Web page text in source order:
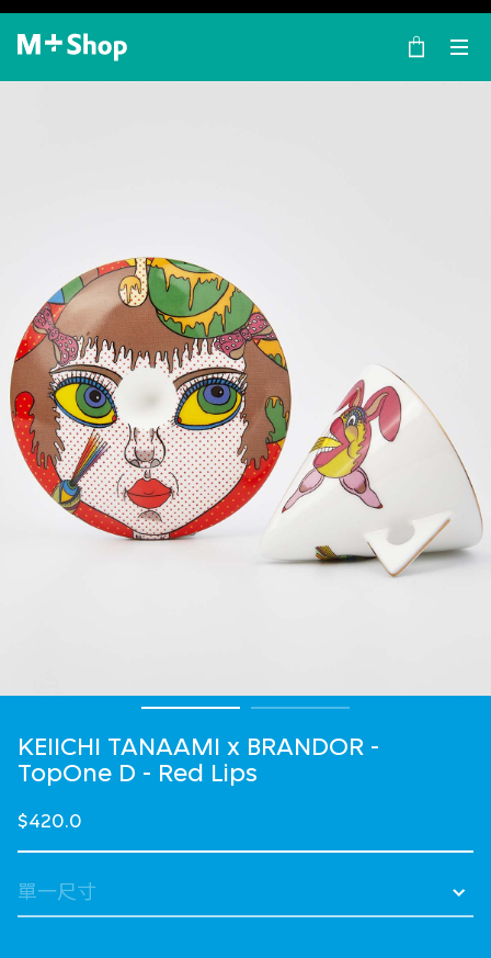
×
M+ Shop
KEIICHI TANAAMI x BRANDOR -
TopOne D - Red Lips
$420.0